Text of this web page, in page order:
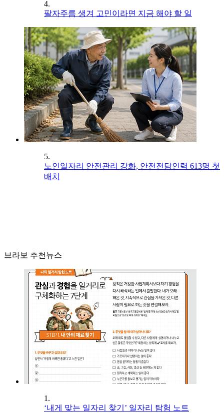
4.
팔자주름 생겨 고민이라면 지금 해야 할 일
5.
노인일자리 안전관리 강화, 안전전담인력 613명 첫
배치
브라보 추천뉴스
1.
‘내게 맞는 일자리 찾기’ 일자리 탐험 노트